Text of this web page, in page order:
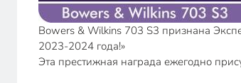
Bowers & Wilkins 703 S3 признана
2023-2024 года!»
Эта престижная награда ежегодно